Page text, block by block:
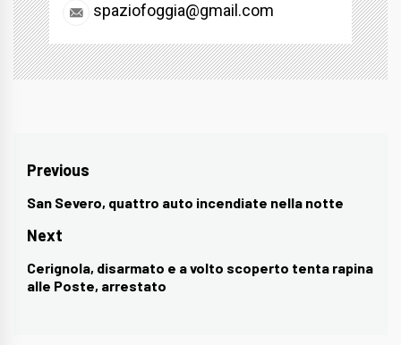
spaziofoggia@gmail.com
Navigazione
articoli
Previous
Previous
post:
San Severo, quattro auto incendiate nella notte
Next
Next
post:
Cerignola, disarmato e a volto scoperto tenta rapina
alle Poste, arrestato